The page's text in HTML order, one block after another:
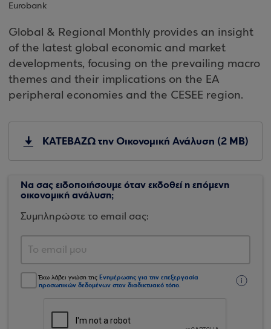
Eurobank
Global & Regional Monthly provides an insight
of the latest global economic and market
developments, focusing on the prevailing macro
themes and their implications on the EA
peripheral economies and the CESEE region.
ΚΑΤΕΒΑΖΩ την Οικονομική Ανάλυση (2 MB)
Να σας ειδοποιήσουμε όταν εκδοθεί η επόμενη
οικονομική ανάλυση;
Συμπληρώστε το email σας:
Έχω λάβει γνώση της Ενημέρωσης για την επεξεργασία
προσωπικών δεδομένων στον διαδικτυακό τόπο.